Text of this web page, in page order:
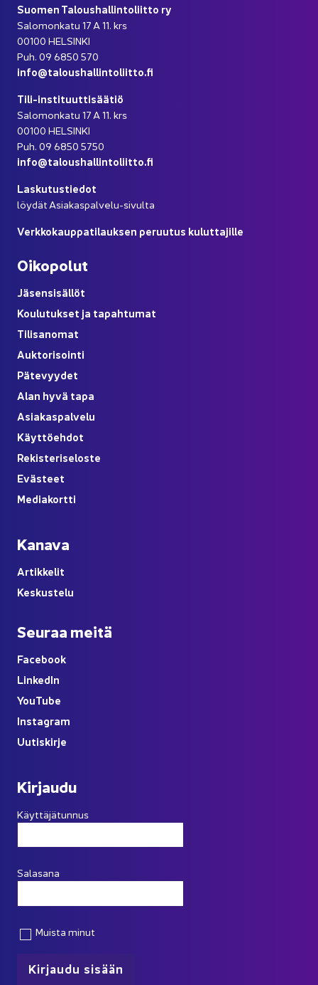
Suo­men Ta­lous­hal­lin­to­liit­to ry
Sa­lo­mon­ka­tu 17 A 11. krs
00100 HEL­SIN­KI
Puh. 09 6850 570
info@ta­lous­hal­lin­to­liit­to.fi
Tili-​instituuttisäätiö
Sa­lo­mon­ka­tu 17 A 11. krs
00100 HEL­SIN­KI
Puh. 09 6850 5750
info@ta­lous­hal­lin­to­liit­to.fi
Las­ku­tus­tie­dot
löy­dät Asiakaspalvelu-​sivulta
Verk­ko­kaup­pa­ti­lauk­sen pe­ruu­tus ku­lut­ta­jil­le
Oi­ko­po­lut
Jä­sen­si­säl­löt
Kou­lu­tuk­set ja ta­pah­tu­mat
Ti­li­sa­no­mat
Auk­to­ri­soin­ti
Pä­te­vyy­det
Alan hyvä tapa
Asia­kas­pal­ve­lu
Käyt­tö­eh­dot
Re­kis­te­ri­se­los­te
Eväs­teet
Me­dia­kort­ti
Ka­na­va
Ar­tik­ke­lit
Kes­kus­te­lu
Seu­raa meitä
Face­book
Lin­ke­dIn
YouTube
Ins­ta­gram
Uu­tis­kir­je
Kir­jau­du
Käyttäjätunnus
Salasana
Muista minut